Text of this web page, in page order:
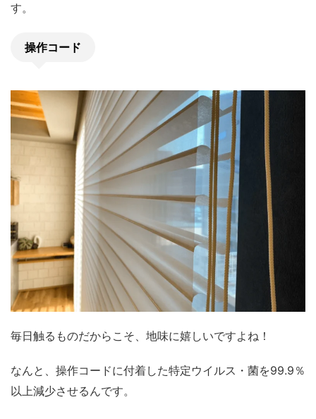
す。
操作コード
毎日触るものだからこそ、地味に嬉しいですよね！
なんと、操作コードに付着した特定ウイルス・菌を99.9％
以上減少させるんです。